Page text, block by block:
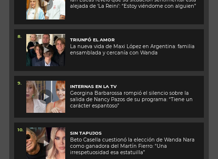
alejada de ‘La Reini’: “Estoy viéndome con alguien”
8.
TRIUNFÓ EL AMOR
La nueva vida de Maxi López en Argentina: familia
ensamblada y cercanía con Wanda
9.
INTERNAS EN LA TV
Georgina Barbarossa rompió el silencio sobre la
salida de Nancy Pazos de su programa: “Tiene un
carácter espantoso”
10.
SIN TAPUJOS
Beto Casella cuestionó la elección de Wanda Nara
como ganadora del Martín Fierro: “Una
irrespetuosidad esa estatuilla”